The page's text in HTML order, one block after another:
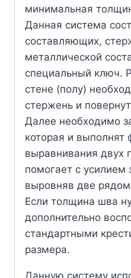
минимальная
Данная система
составляющих,
металлической
специальный ключ.
стене (полу)
стержень и
Далее необходимо
которая и выполнят
выравнивания двух
помогает с усилием
выровняв две
Если толщина шва
дополнительно
стандартными
размера.